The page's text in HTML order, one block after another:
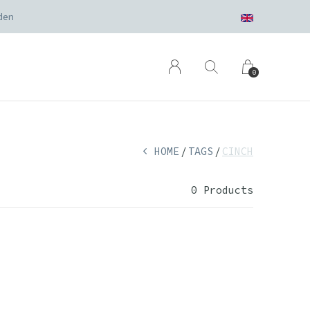
0
HOME TAGS CINCH
0 Products